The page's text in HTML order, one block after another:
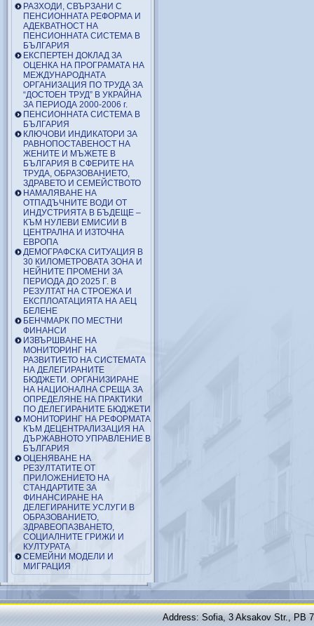
РАЗХОДИ, СВЪРЗАНИ С
ПЕНСИОННАТА РЕФОРМА И
АДЕКВАТНОСТ НА
ПЕНСИОННАТА СИСТЕМА В
БЪЛГАРИЯ
ЕКСПЕРТЕН ДОКЛАД ЗА
ОЦЕНКА НА ПРОГРАМАТА НА
МЕЖДУНАРОДНАТА
ОРГАНИЗАЦИЯ ПО ТРУДА ЗА
“ДОСТОЕН ТРУД” В УКРАЙНА
ЗА ПЕРИОДА 2000-2006 г.
ПЕНСИОННАТА СИСТЕМА В
БЪЛГАРИЯ
КЛЮЧОВИ ИНДИКАТОРИ ЗА
РАВНОПОСТАВЕНОСТ НА
ЖЕНИТЕ И МЪЖЕТЕ В
БЪЛГАРИЯ В СФЕРИТЕ НА
ТРУДА, ОБРАЗОВАНИЕТО,
ЗДРАВЕТО И СЕМЕЙСТВОТО
НАМАЛЯВАНЕ НА
ОТПАДЪЧНИТЕ ВОДИ ОТ
ИНДУСТРИЯТА В БЪДЕЩЕ –
КЪМ НУЛЕВИ ЕМИСИИ В
ЦЕНТРАЛНА И ИЗТОЧНА
ЕВРОПА
ДЕМОГРАФСКА СИТУАЦИЯ В
30 КИЛОМЕТРОВАТА ЗОНА И
НЕЙНИТЕ ПРОМЕНИ ЗА
ПЕРИОДА ДО 2025 Г. В
РЕЗУЛТАТ НА СТРОЕЖА И
ЕКСПЛОАТАЦИЯТА НА АЕЦ
БЕЛЕНЕ
БЕНЧМАРК ПО МЕСТНИ
ФИНАНСИ
ИЗВЪРШВАНЕ НА
МОНИТОРИНГ НА
РАЗВИТИЕТО НА СИСТЕМАТА
НА ДЕЛЕГИРАНИТЕ
БЮДЖЕТИ. ОРГАНИЗИРАНЕ
НА НАЦИОНАЛНА СРЕЩА ЗА
ОПРЕДЕЛЯНЕ НА ПРАКТИКИ
ПО ДЕЛЕГИРАНИТЕ БЮДЖЕТИ
МОНИТОРИНГ НА РЕФОРМАТА
КЪМ ДЕЦЕНТРАЛИЗАЦИЯ НА
ДЪРЖАВНОТО УПРАВЛЕНИЕ В
БЪЛГАРИЯ
ОЦЕНЯВАНЕ НА
РЕЗУЛТАТИТЕ ОТ
ПРИЛОЖЕНИЕТО НА
СТАНДАРТИТЕ ЗА
ФИНАНСИРАНЕ НА
ДЕЛЕГИРАНИТЕ УСЛУГИ В
ОБРАЗОВАНИЕТО,
ЗДРАВЕОПАЗВАНЕТО,
СОЦИАЛНИТЕ ГРИЖИ И
КУЛТУРАТА
СЕМЕЙНИ МОДЕЛИ И
МИГРАЦИЯ
Address: Sofia, 3 Aksakov Str., PB